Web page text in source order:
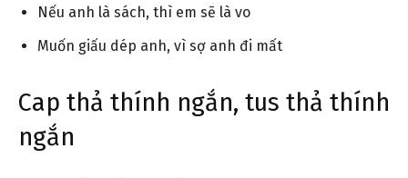
Nếu anh là sách, thì em sẽ là vo
Muốn giấu dép anh, vì sợ anh đi mất
Cap thả thính ngắn, tus thả thính
ngắn